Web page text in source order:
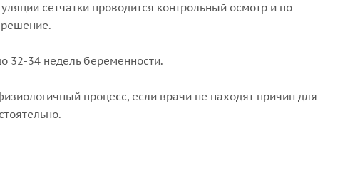
сетчатки проводится контрольный осмотр и по
32-34 недель беременности.
процесс, если врачи не находят причин для